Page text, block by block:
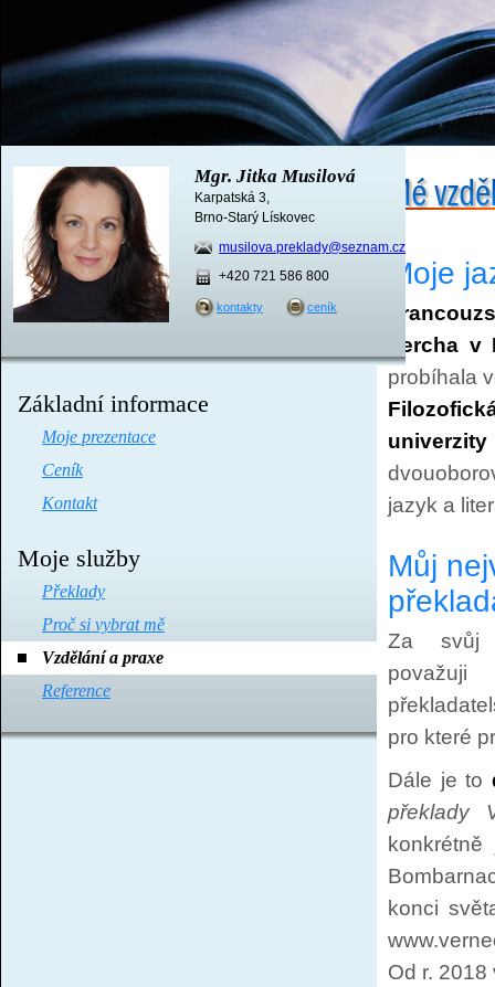
Moje
Lercha v
probíhala
jazyk a
Můj
Za svůj
považuji
pro které
Dále je to
překlady
konci
Od r.
Mgr. Jitka Musilová
Karpatská 3,
Brno-Starý Lískovec
musilova.preklady@seznam.cz
+420 721 586 800
kontakty ceník
Základní informace
Moje prezentace
Ceník
Kontakt
Moje služby
Překlady
Proč si vybrat mě
Vzdělání a praxe
Reference